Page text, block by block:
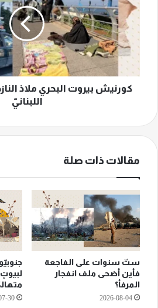
ملاذ
النازحين
ومرآة
التناقض
اللبنانيّ
كورنيش بيروت البحري ملاذ
اللبنانيّ
مقالات ذات صلة
ستّ سنوات على الفاجعة
فأين أضحى ملف انفجار
المرفأ؟
2026-08-04
30